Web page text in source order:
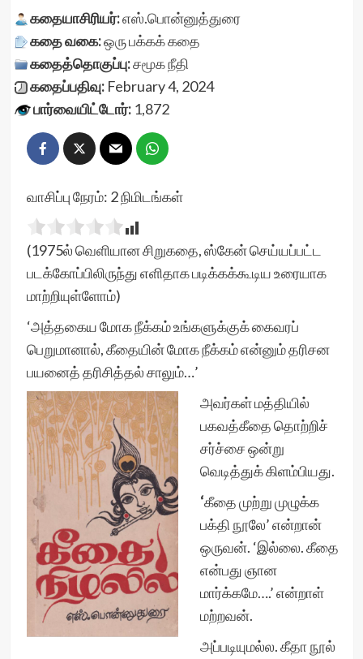
கதையாசிரியர்:எஸ்.பொன்னுத்துரை
கதை வகை:ஒரு பக்கக் கதை
கதைத்தொகுப்பு:சமூக நீதி
கதைப்பதிவு:February 4, 2024
பார்வையிட்டோர்:1,872
வாசிப்பு நேரம்: 2நிமிடங்கள்
(1975ல் வெளியான சிறுகதை, ஸ்கேன் செய்யப்பட்ட
படக்கோப்பிலிருந்து எளிதாக படிக்கக்கூடிய உரையாக
மாற்றியுள்ளோம்)
‘அத்தகைய மோக நீக்கம் உங்களுக்குக் கைவரப்
பெறுமானால், கீதையின் மோக நீக்கம் என்னும் தரிசன
பயனைத் தரிசித்தல் சாலும்…’
அவர்கள் மத்தியில்
பகவத்கீதை தொற்றிச்
சர்ச்சை ஒன்று
வெடித்துக் கிளம்பியது.
‘கீதை முற்று முழுக்க
பக்தி நூலே’ என்றான்
ஒருவன். ‘இல்லை. கீதை
என்பது ஞான
மார்க்கமே….’ என்றாள்
மற்றவன்.
அப்படியுமல்ல. கீதா நூல்